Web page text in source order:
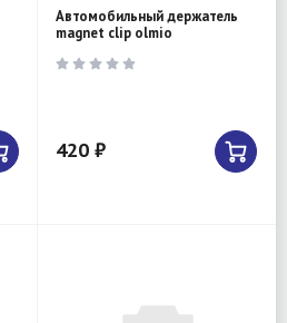
Автомобильный держатель
magnet clip olmio
420 ₽